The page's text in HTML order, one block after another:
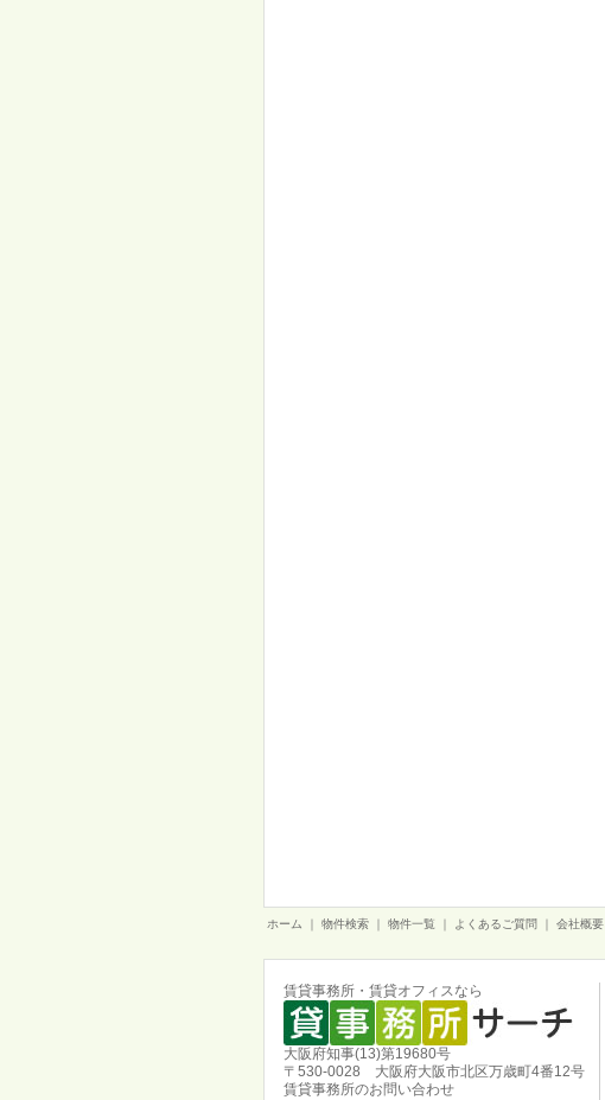
ホーム 物件検索 物件一覧 よくあるご質問 会社概要
賃貸事務所・賃貸オフィスなら
大阪府知事(13)第19680号
〒530-0028 大阪府大阪市北区万歳町4番12号
賃貸事務所のお問い合わせ